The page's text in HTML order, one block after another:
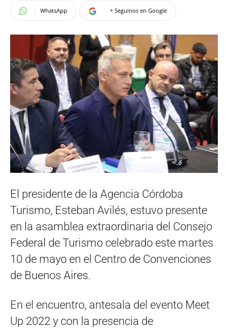
WhatsApp + Seguinos en Google
El presidente de la Agencia Córdoba
Turismo, Esteban Avilés, estuvo presente
en la asamblea extraordinaria del Consejo
Federal de Turismo celebrado este martes
10 de mayo en el Centro de Convenciones
de Buenos Aires.
En el encuentro, antesala del evento Meet
Up 2022 y con la presencia de